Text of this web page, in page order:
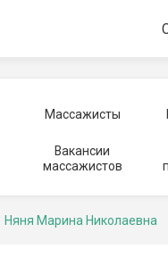
Массажисты
Вакансии
массажистов
Няня Марина Николаевна